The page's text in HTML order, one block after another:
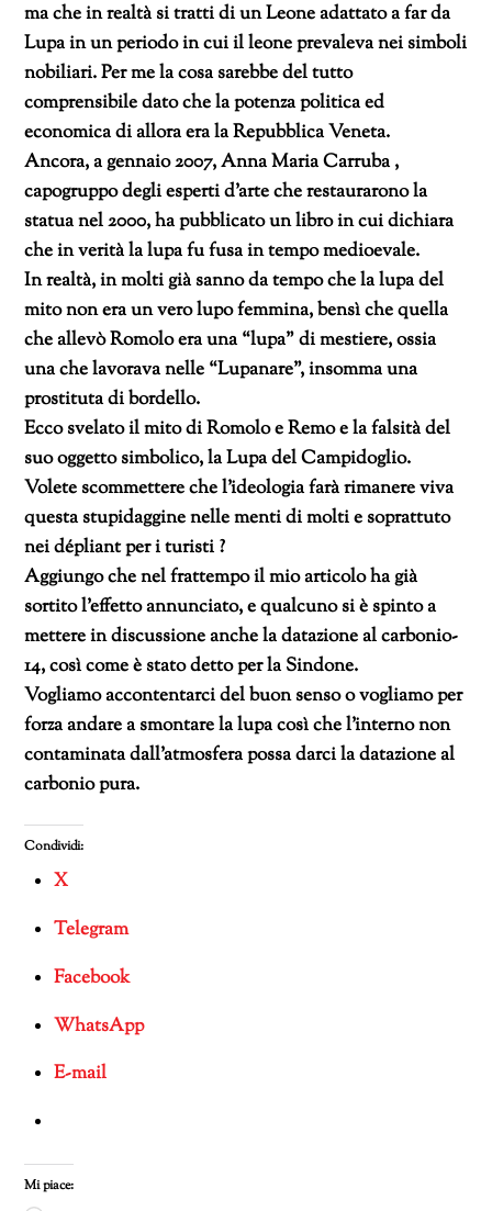
ma che in realtà si tratti di un Leone adattato a far da
Lupa in un periodo in cui il leone prevaleva nei simboli
nobiliari. Per me la cosa sarebbe del tutto
comprensibile dato che la potenza politica ed
economica di allora era la Repubblica Veneta.
Ancora, a gennaio 2007, Anna Maria Carruba ,
capogruppo degli esperti d’arte che restaurarono la
statua nel 2000, ha pubblicato un libro in cui dichiara
che in verità la lupa fu fusa in tempo medioevale.
In realtà, in molti già sanno da tempo che la lupa del
mito non era un vero lupo femmina, bensì che quella
che allevò Romolo era una “lupa” di mestiere, ossia
una che lavorava nelle “Lupanare”, insomma una
prostituta di bordello.
Ecco svelato il mito di Romolo e Remo e la falsità del
suo oggetto simbolico, la Lupa del Campidoglio.
Volete scommettere che l’ideologia farà rimanere viva
questa stupidaggine nelle menti di molti e soprattuto
nei dépliant per i turisti ?
Aggiungo che nel frattempo il mio articolo ha già
sortito l’effetto annunciato, e qualcuno si è spinto a
mettere in discussione anche la datazione al carbonio-
14, così come è stato detto per la Sindone.
Vogliamo accontentarci del buon senso o vogliamo per
forza andare a smontare la lupa così che l’interno non
contaminata dall’atmosfera possa darci la datazione al
carbonio pura.
Condividi:
X
Telegram
Facebook
WhatsApp
E-mail
Mi piace: